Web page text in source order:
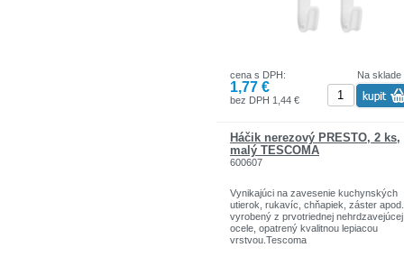
Na sklade
cena s DPH:
1,77 €
bez DPH 1,44 €
Háčik nerezový PRESTO, 2 ks,
malý TESCOMA
600607
Vynikajúci na zavesenie kuchynských
utierok, rukavíc, chňapiek, záster
vyrobený z prvotriednej nehrdzavejúcej
ocele, opatrený kvalitnou lepiacou
vrstvou.Tescoma